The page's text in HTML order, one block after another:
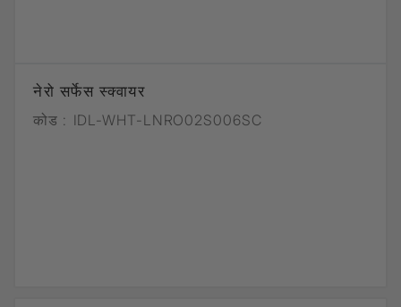
नेरो सर्फेस स्क्वायर
कोड : IDL-WHT-LNRO02S006SC